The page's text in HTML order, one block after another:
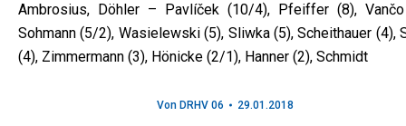
Ambrosius, Döhler – Pavlíček (10/4), Pfeiffer (8),
Sohmann (5/2), Wasielewski (5), Sliwka (5), Scheithauer (4),
(4), Zimmermann (3), Hönicke (2/1), Hanner (2), Schmidt
Von DRHV 06 29.01.2018